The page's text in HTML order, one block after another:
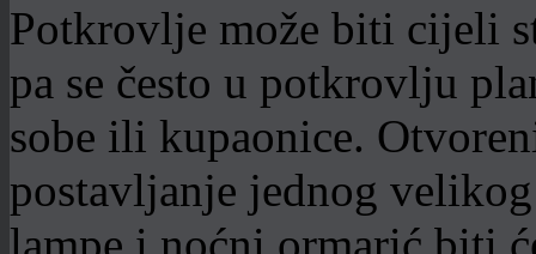
Potkrovlje može biti cijeli
pa se često u potkrovlju
sobe ili kupaonice.
postavljanje jednog
lampe i noćni ormarić biti